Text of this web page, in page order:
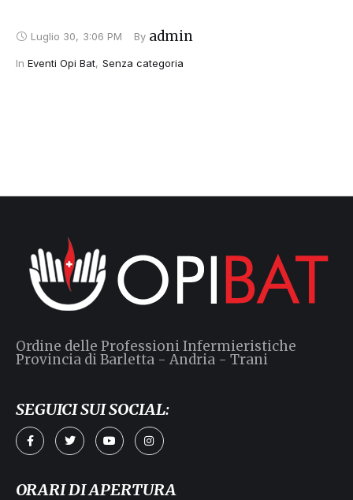
Luglio 30, 3:06 PM By admin
In Eventi Opi Bat, Senza categoria
ORARI DI APERTURA
Ordine delle Professioni Infermieristiche
Provincia di Barletta - Andria - Trani
SEGUICI SUI SOCIAL: